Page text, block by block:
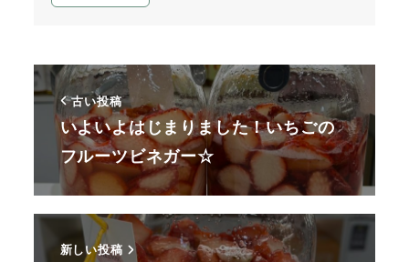
古い投稿
いよいよはじまりました！いちごの
フルーツビネガー☆
新しい投稿